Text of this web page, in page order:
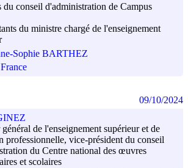
du conseil d'administration de Campus
du ministre chargé de l'enseignement
Sophie BARTHEZ
de l'enseignement supérieur et de
professionnelle, vice-président du conseil
du Centre national des œuvres
et scolaires
09/10/2024